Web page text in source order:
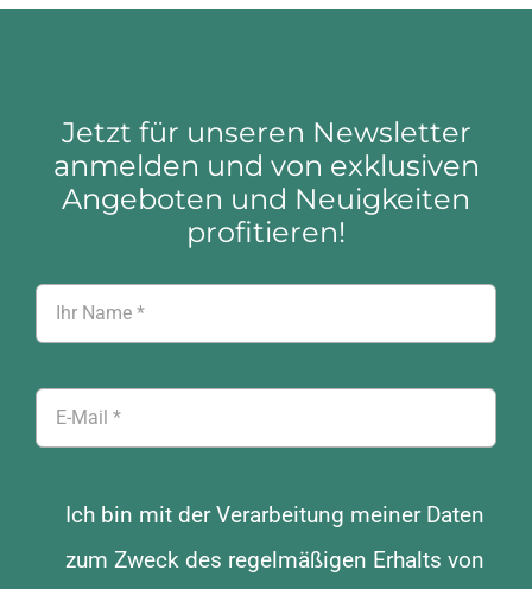
Jetzt für unseren Newsletter
anmelden und von exklusiven
Angeboten und Neuigkeiten
profitieren!
Ich bin mit der Verarbeitung meiner Daten
zum Zweck des regelmäßigen Erhalts von